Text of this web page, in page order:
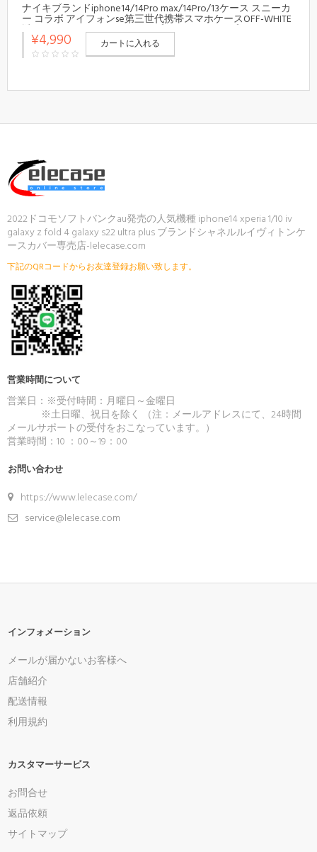
ナイキブランドiphone14/14Pro max/14Pro/13ケース スニーカ
ー コラボ アイフォンse第三世代携帯スマホケースOFF-WHITE
透明 クルー Nikeアイフォン14プロ マックス/14プロ/13カバー
メンズ
¥4,990 カートに入れる
2022ドコモソフトバンクau発売の人気機種 iphone14 xperia 1/10 iv
galaxy z fold 4 galaxy s22 ultra plus ブランドシャネルルイヴィトンケ
ースカバー専売店-lelecase.com
下記のQRコードからお友達登録お願い致します。
営業時間について
営業日：※受付時間：月曜日～金曜日
※土日曜、祝日を除く （注：メールアドレスにて、24時間
メールサポートの受付をおこなっています。）
営業時間：10 ：00～19：00
お問い合わせ
https://www.lelecase.com/
service@lelecase.com
インフォメーション
メールが届かないお客様へ
店舗紹介
配送情報
利用規約
カスタマーサービス
お問合せ
返品依頼
サイトマップ